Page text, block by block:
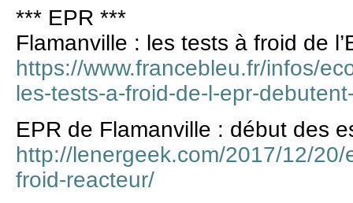
*** EPR ***
Flamanville : les tests à froid de
https://www.francebleu.fr/infos/
les-tests-a-froid-de-l-epr-
EPR de Flamanville : début des
http://lenergeek.com/2017/12/
froid-reacteur/